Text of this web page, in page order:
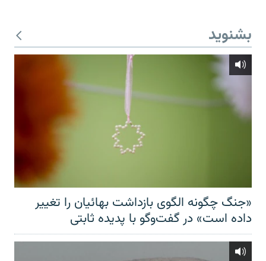
بشنوید
«جنگ چگونه الگوی بازداشت بهائیان را تغییر
داده است» در گفت‌وگو با پدیده ثابتی